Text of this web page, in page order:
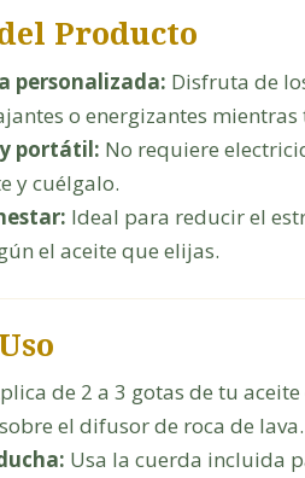
Producto
personalizada: Disfruta de
o energizantes mientras
portátil: No requiere
y cuélgalo.
Ideal para reducir el
el aceite que elijas.
de 2 a 3 gotas de tu
el difusor de roca de lava.
Usa la cuerda incluida